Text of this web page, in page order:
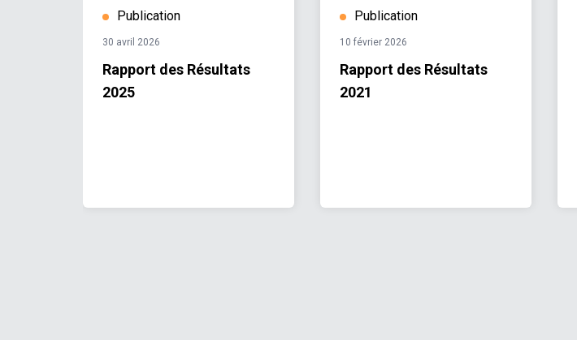
Publication
30 avril 2026
Rapport des Résultats
2025
Publication
10 février 2026
Rapport des Résultats
2021